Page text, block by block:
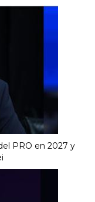
PRO en 2027 y